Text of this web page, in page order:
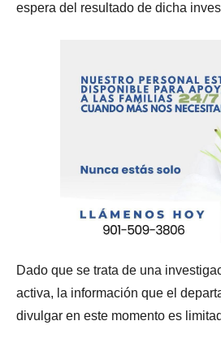
espera del resultado de dicha
Dado que se trata de una
activa, la información que el
divulgar en este momento es